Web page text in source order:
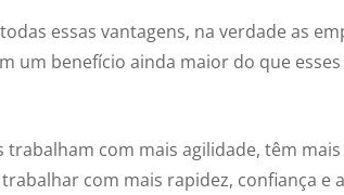
essas vantagens, na verdade as
um benefício ainda maior do que
trabalham com mais agilidade, têm
com mais rapidez, confiança e